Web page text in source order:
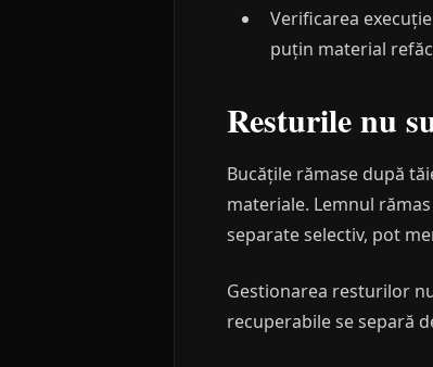
Verificarea
puțin material
Resturile nu
Bucățile rămase după
materiale. Lemnul
separate selectiv, pot
Gestionarea resturilor
recuperabile se separă